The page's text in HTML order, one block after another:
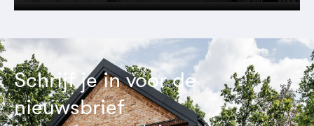
Schrijf je in voor de
nieuwsbrief